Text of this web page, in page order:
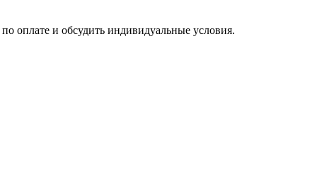
оплате и обсудить индивидуальные условия.